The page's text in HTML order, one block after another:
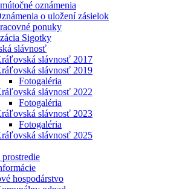
oznámenia
o uložení zásielok
ponuky
Sigotky
slávnosť
slávnosť 2017
slávnosť 2019
Fotogaléria
slávnosť 2022
Fotogaléria
slávnosť 2023
Fotogaléria
slávnosť 2025
hospodárstvo